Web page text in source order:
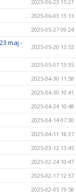
2025-06-23 15:21
2025-06-03 13:13
2025-05-27 09:24
maj -
2025-05-20 13:53
2025-05-07 13:35
2025-04-30 11:58
2025-04-30 10:41
2025-04-24 10:48
2025-04-14 07:30
2025-04-11 18:37
2025-03-12 13:45
2025-02-24 10:47
2025-02-17 12:57
2025-02-05 19:58